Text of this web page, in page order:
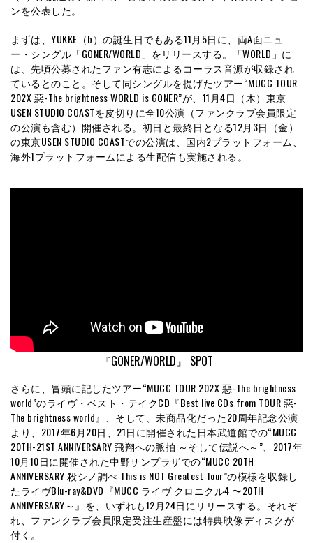
ンを公表した。
まずは、YUKKE（b）の誕生日でもある11月5日に、両A面ニュ
ー・シングル「GONER/WORLD」をリリースする。「WORLD」に
は、先頃公募されたファン有志によるコーラス音源が収録され
ているとのこと。そして同シングルを提げたツアー“MUCC TOUR
202X 惡-The brightness WORLD is GONER”が、11月4日（木）東京
USEN STUDIO COASTを皮切りに全10公演（ファンクラブ会員限定
の公演も含む）開催される。初日と最終日となる12月3日（金）
の東京USEN STUDIO COASTでの公演は、国内2プラットフォーム、
海外1プラットフォームによる生配信も実施される。
『GONER/WORLD』 SPOT
さらに、冒頭に記したツアー“MUCC TOUR 202X 惡-The brightness
world”のライヴ・ベスト・テイクCD『Best live CDs from TOUR 惡-
The brightness world』、そして、未商品化だった20周年記念公演
より、2017年6月20日、21日に開催された日本武道館での“MUCC
20TH-21ST ANNIVERSARY 飛翔への脈拍 ～そして伝説へ～”、2017年
10月10日に開催された中野サンプラザでの“MUCC 20TH
ANNIVERSARY 殺シノ調べ This is NOT Greatest Tour”の模様を収録し
たライヴBlu-ray&DVD『MUCC ライヴ クロニクル4 〜20TH
ANNIVERSARY～』を、いずれも12月24日にリリースする。それぞ
れ、ファンクラブ会員限定受注生産盤には特典映像ディスクが
付く。